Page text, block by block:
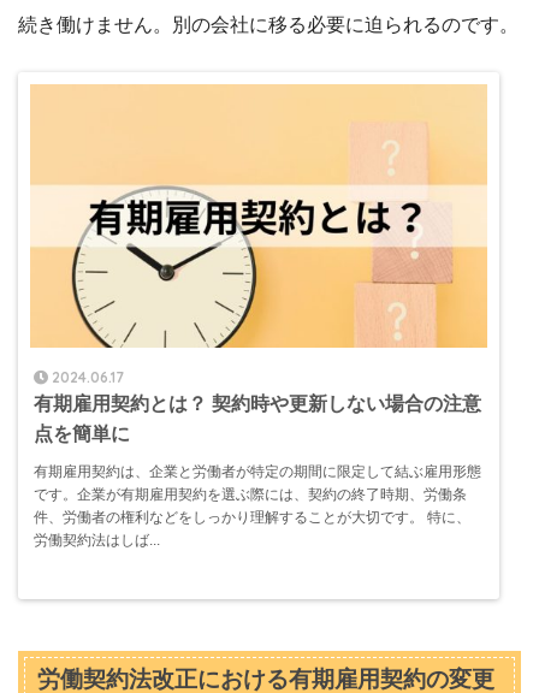
続き働けません。別の会社に移る必要に迫られるのです。
2024.06.17
有期雇用契約とは？ 契約時や更新しない場合の注意
点を簡単に
有期雇用契約は、企業と労働者が特定の期間に限定して結ぶ雇用形態
です。企業が有期雇用契約を選ぶ際には、契約の終了時期、労働条
件、労働者の権利などをしっかり理解することが大切です。 特に、
労働契約法はしば...
労働契約法改正における有期雇用契約の変更